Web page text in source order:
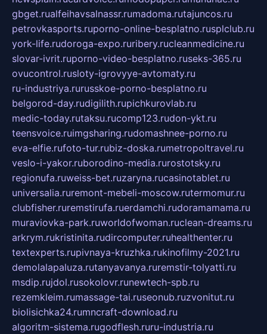
gbget.rualfeihavsalnassr.rumadoma.rutajuncos.ru
petrovkasports.ruporno-online-besplatno.rusplclub.ru
york-life.rudoroga-expo.ruribery.rucleanmedicine.ru
slovar-ivrit.ruporno-video-besplatno.ruseks-365.ru
ovucontrol.rusloty-igrovyye-avtomaty.ru
ru-industriya.rurusskoe-porno-besplatno.ru
belgorod-day.rudigilith.rupichkurovlab.ru
medic-today.rutaksu.rucomp123.rudon-ykt.ru
teensvoice.ruimgsharing.rudomashnee-porno.ru
eva-elfie.rufoto-tur.rubiz-doska.rumetropoltravel.ru
veslo-i-yakor.ruborodino-media.rurostotsky.ru
regionufa.ruweiss-bet.ruzaryna.rucasinotablet.ru
universalia.ruremont-mebeli-moscow.rutermomur.ru
clubfisher.ruremstirufa.ruerdamchi.rudoramamama.ru
muraviovka-park.ruworldofwoman.ruclean-dreams.ru
arkrym.rukristinita.rudircomputer.ruhealthenter.ru
textexperts.rupivnaya-kruzhka.rukinofilmy-2021.ru
demolalapaluza.rutanyavanya.ruremstir-tolyatti.ru
msdip.rujdol.rusokolovr.runewtech-spb.ru
rezemkleim.rumassage-tai.ruseonub.ruzvonitut.ru
biolisichka24.rumncraft-download.ru
algoritm-sistema.rugodflesh.ruru-industria.ru